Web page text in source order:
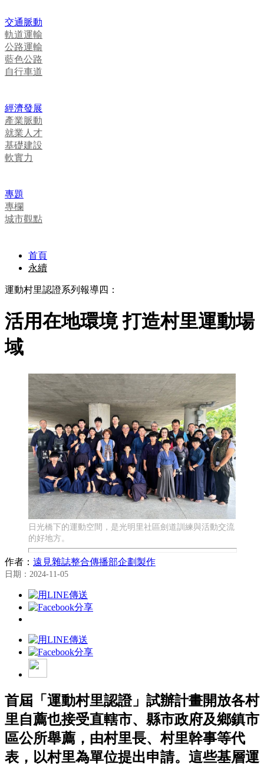
交通脈動
軌道運輸
公路運輸
藍色公路
自行車道
經濟發展
產業脈動
就業人才
基礎建設
軟實力
專題
專欄
城市觀點
首頁
永續
運動村里認證系列報導四：
活用在地環境 打造村里運動場
域
日光橋下的運動空間，是光明里社區劍道訓練與活動交流
的好地方。
作者： 遠見雜誌整合傳播部企劃製作
日期：2024-11-05
首屆「運動村里認證」試辦計畫開放各村
里自薦也接受直轄市、縣市政府及鄉鎮市
區公所舉薦，由村里長、村里幹事等代
表，以村里為單位提出申請。這些基層運